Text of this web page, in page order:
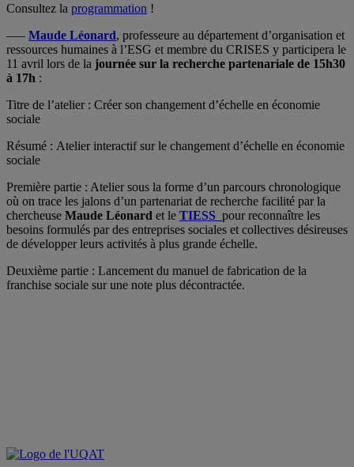
Consultez la programmation !
—– Maude Léonard, professeure au département d’organisation et
ressources humaines à l’ESG et membre du CRISES y participera le
11 avril lors de la journée sur la recherche partenariale de 15h30
à 17h :
Titre de l’atelier : Créer son changement d’échelle en économie
sociale
Résumé : Atelier interactif sur le changement d’échelle en économie
sociale
Première partie : Atelier sous la forme d’un parcours chronologique
où on trace les jalons d’un partenariat de recherche facilité par la
chercheuse Maude Léonard et le TIESS pour reconnaître les
besoins formulés par des entreprises sociales et collectives désireuses
de développer leurs activités à plus grande échelle.
Deuxième partie : Lancement du manuel de fabrication de la
franchise sociale sur une note plus décontractée.